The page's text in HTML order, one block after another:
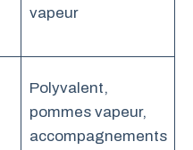
vapeur
Polyvalent,
pommes vapeur,
accompagnements